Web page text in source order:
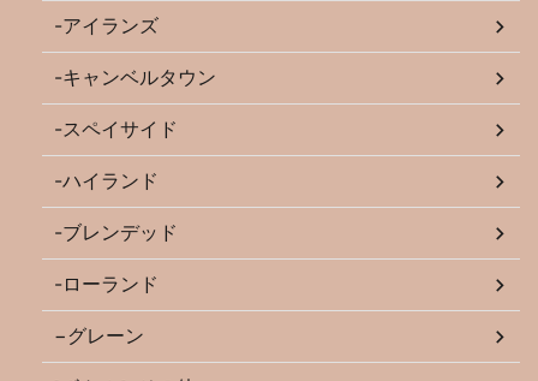
-アイランズ
-キャンベルタウン
-スペイサイド
-ハイランド
-ブレンデッド
-ローランド
−グレーン